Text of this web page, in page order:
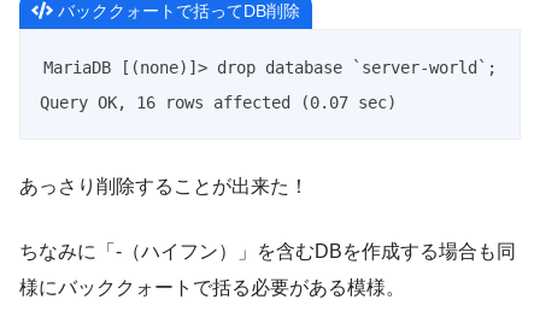
バッククォートで括ってDB削除
MariaDB [(none)]> drop database `server-world`;
Query OK, 16 rows affected (0.07 sec)
あっさり削除することが出来た！
ちなみに「-（ハイフン）」を含むDBを作成する場合も同
様にバッククォートで括る必要がある模様。